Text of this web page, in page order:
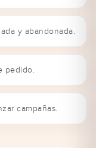
y abandonada.
pedido.
campañas.